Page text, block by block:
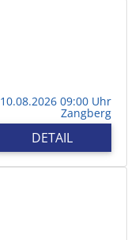
10.08.2026 09:00 Uhr
Zangberg
DETAIL